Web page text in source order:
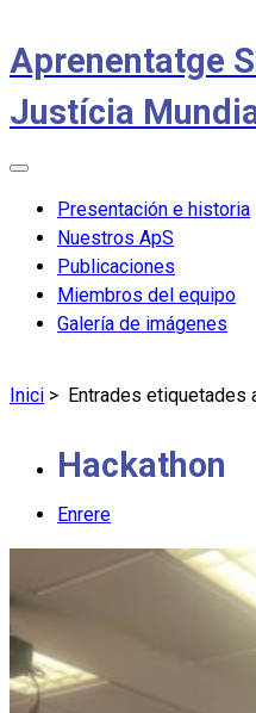
Aprenentatge
Justícia
Presentación e historia
Nuestros ApS
Publicaciones
Miembros del equipo
Galería de imágenes
Inici > Entrades etiquetades
Hackathon
Enrere